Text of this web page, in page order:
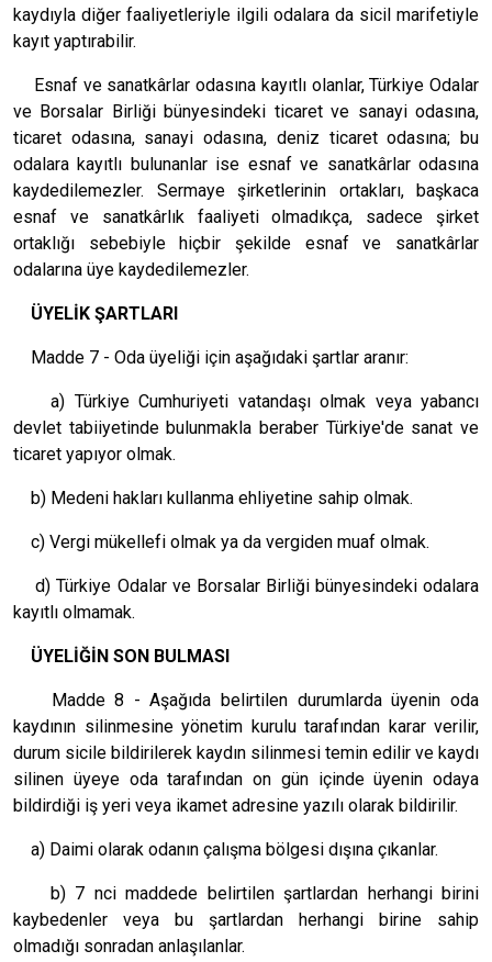
kaydıyla diğer faaliyetleriyle ilgili odalara da sicil marifetiyle
kayıt yaptırabilir.
Esnaf ve sanatkârlar odasına kayıtlı olanlar, Türkiye Odalar
ve Borsalar Birliği bünyesindeki ticaret ve sanayi odasına,
ticaret odasına, sanayi odasına, deniz ticaret odasına; bu
odalara kayıtlı bulunanlar ise esnaf ve sanatkârlar odasına
kaydedilemezler. Sermaye şirketlerinin ortakları, başkaca
esnaf ve sanatkârlık faaliyeti olmadıkça, sadece şirket
ortaklığı sebebiyle hiçbir şekilde esnaf ve sanatkârlar
odalarına üye kaydedilemezler.
ÜYELİK ŞARTLARI
Madde 7 - Oda üyeliği için aşağıdaki şartlar aranır:
a) Türkiye Cumhuriyeti vatandaşı olmak veya yabancı
devlet tabiiyetinde bulunmakla beraber Türkiye'de sanat ve
ticaret yapıyor olmak.
b) Medeni hakları kullanma ehliyetine sahip olmak.
c) Vergi mükellefi olmak ya da vergiden muaf olmak.
d) Türkiye Odalar ve Borsalar Birliği bünyesindeki odalara
kayıtlı olmamak.
ÜYELİĞİN SON BULMASI
Madde 8 - Aşağıda belirtilen durumlarda üyenin oda
kaydının silinmesine yönetim kurulu tarafından karar verilir,
durum sicile bildirilerek kaydın silinmesi temin edilir ve kaydı
silinen üyeye oda tarafından on gün içinde üyenin odaya
bildirdiği iş yeri veya ikamet adresine yazılı olarak bildirilir.
a) Daimi olarak odanın çalışma bölgesi dışına çıkanlar.
b) 7 nci maddede belirtilen şartlardan herhangi birini
kaybedenler veya bu şartlardan herhangi birine sahip
olmadığı sonradan anlaşılanlar.